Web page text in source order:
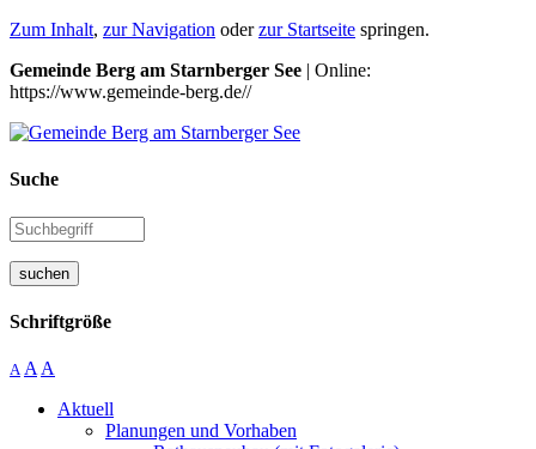
Zum Inhalt, zur Navigation oderzur Startseite springen.
Gemeinde Berg am Starnberger See | Online:
https://www.gemeinde-berg.de//
Suche
suchen
Schriftgröße
A A A
Aktuell
Planungen und Vorhaben